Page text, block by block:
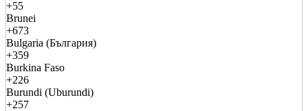
+55
Brunei
+673
Bulgaria (България)
+359
Burkina Faso
+226
Burundi (Uburundi)
+257